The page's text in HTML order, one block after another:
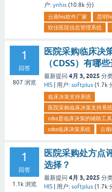
户: ynhis (10.8k 分)
云南his软件厂家
昆明
软佳医院信息管理系统
1
回答
807 浏览
医院采购临床决
（CDSS）有哪
最新提问 4月 3, 2025 分
HIS | 用户: softplus (1.7k
临床决策支持系统
医院采购临床决策支持系统
cdss是临床决策的辅助工具
cdss临床决策系统
云南
1
回答
1.1k 浏览
医院采购处方点
选择？
最新提问 4月 3, 2025 分
HIS | 用户: softplus (1.7k